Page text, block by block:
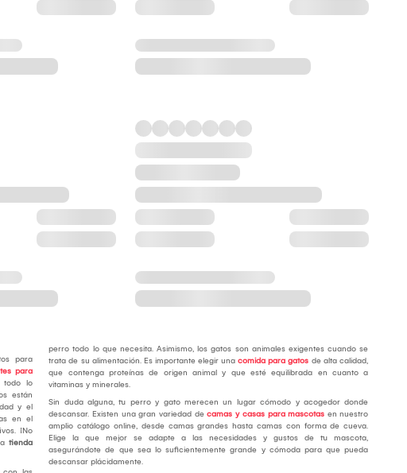
para
para
todo lo
están
y el
en el
¡No
tienda
perro todo lo que necesita. Asimismo, los gatos son animales exigentes cuando se
trata de su alimentación. Es importante elegir unacomida para gatos de alta calidad,
que contenga proteínas de origen animal y que esté equilibrada en cuanto a
vitaminas y minerales.
Sin duda alguna, tu perro y gato merecen un lugar cómodo y acogedor donde
descansar. Existen una gran variedad decamas y casas para mascotas en nuestro
amplio catálogo online, desde camas grandes hasta camas con forma de cueva.
Elige la que mejor se adapte a las necesidades y gustos de tu mascota,
asegurándote de que sea lo suficientemente grande y cómoda para que pueda
descansar plácidamente.